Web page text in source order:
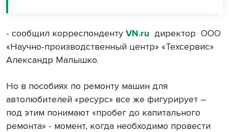
- сообщил корреспонденту VN.ru директор ООО
«Научно-производственный центр» «Техсервис»
Александр Малышко.
Но в пособиях по ремонту машин для
автолюбителей «ресурс» все же фигурирует –
под этим понимают «пробег до капитального
ремонта» - момент, когда необходимо провести